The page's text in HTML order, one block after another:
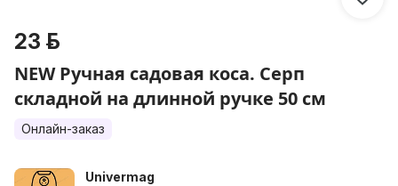
23 р.
NEW Ручная садовая коса. Серп
складной на длинной ручке 50 см
Онлайн-заказ
Univermag